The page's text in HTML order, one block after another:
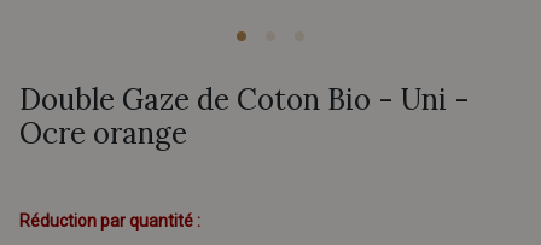
Double Gaze de Coton Bio - Uni -
Ocre orange
Réduction par quantité :